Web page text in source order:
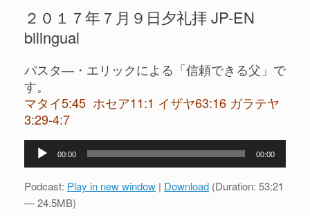
２０１７年７月９日夕礼拝 JP-EN
bilingual
パスタ―・エリックによる「信頼できる父」で
す。
マタイ5:45 ホセア11:1 イザヤ63:16 ガラテヤ
3:29-4:7
プ
00:00 00:00
Podcast: Play in new window | Download (Duration: 53:21
— 24.5MB)